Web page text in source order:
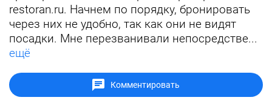
restoran.ru. Начнем по порядку, бронировать
через них не удобно, так как они не видят
посадки. Мне перезванивали непосредстве...
ещё
Комментировать